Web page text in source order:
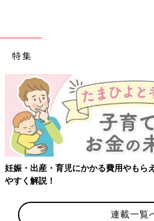
特集
妊娠・出産・育児にかかる費用やもら
やすく解説！
連載一覧